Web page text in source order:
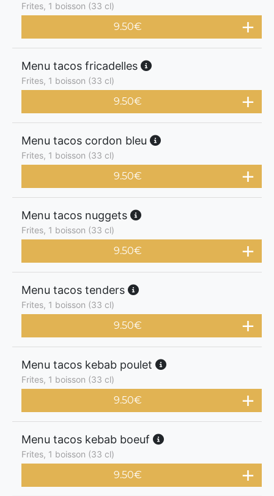
Frites, 1 boisson (33 cl)
9.50€
Menu tacos fricadelles
Frites, 1 boisson (33 cl)
9.50€
Menu tacos cordon bleu
Frites, 1 boisson (33 cl)
9.50€
Menu tacos nuggets
Frites, 1 boisson (33 cl)
9.50€
Menu tacos tenders
Frites, 1 boisson (33 cl)
9.50€
Menu tacos kebab poulet
Frites, 1 boisson (33 cl)
9.50€
Menu tacos kebab boeuf
Frites, 1 boisson (33 cl)
9.50€